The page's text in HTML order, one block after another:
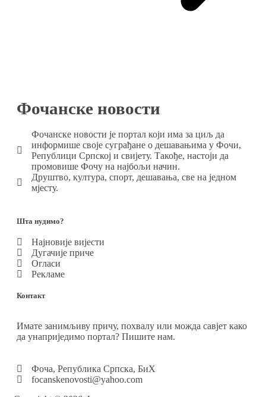
Фочанске новости
Фочанске новости је портал који има за циљ да
информише своје суграђане о дешавањима у Фочи,
Републици Српској и свијету. Такође, настоји да
промовише Фочу на најбољи начин.
Друштво, култура, спорт, дешавања, све на једном
мјесту.
Шта нудимо?
Најновије вијести
Дугачије приче
Огласи
Рекламе
Контакт
Имате занимљиву причу, похвалу или можда савјет како
да унаприједимо портал? Пишите нам.
Фоча, Република Српска, БиХ
focanskenovosti@yahoo.com